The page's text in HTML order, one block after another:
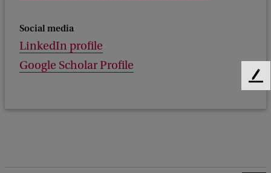
Social media
LinkedIn profile
Google Scholar Profile
F
e